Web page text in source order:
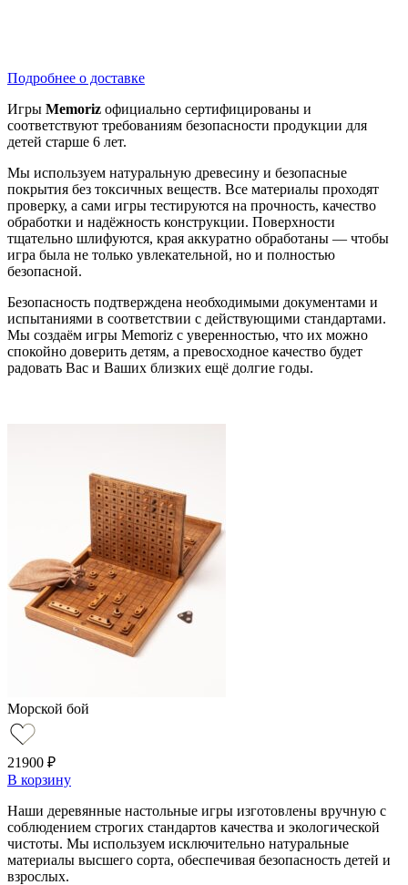
Подробнее о доставке
Игры Memoriz официально сертифицированы и
соответствуют требованиям безопасности продукции для
детей старше 6 лет.
Мы используем натуральную древесину и безопасные
покрытия без токсичных веществ. Все материалы проходят
проверку, а сами игры тестируются на прочность, качество
обработки и надёжность конструкции. Поверхности
тщательно шлифуются, края аккуратно обработаны — чтобы
игра была не только увлекательной, но и полностью
безопасной.
Безопасность подтверждена необходимыми документами и
испытаниями в соответствии с действующими стандартами.
Мы создаём игры Memoriz с уверенностью, что их можно
спокойно доверить детям, а превосходное качество будет
радовать Вас и Ваших близких ещё долгие годы.
Морской бой
21900 ₽
В корзину
Наши деревянные настольные игры изготовлены вручную с
соблюдением строгих стандартов качества и экологической
чистоты. Мы используем исключительно натуральные
материалы высшего сорта, обеспечивая безопасность детей и
взрослых.